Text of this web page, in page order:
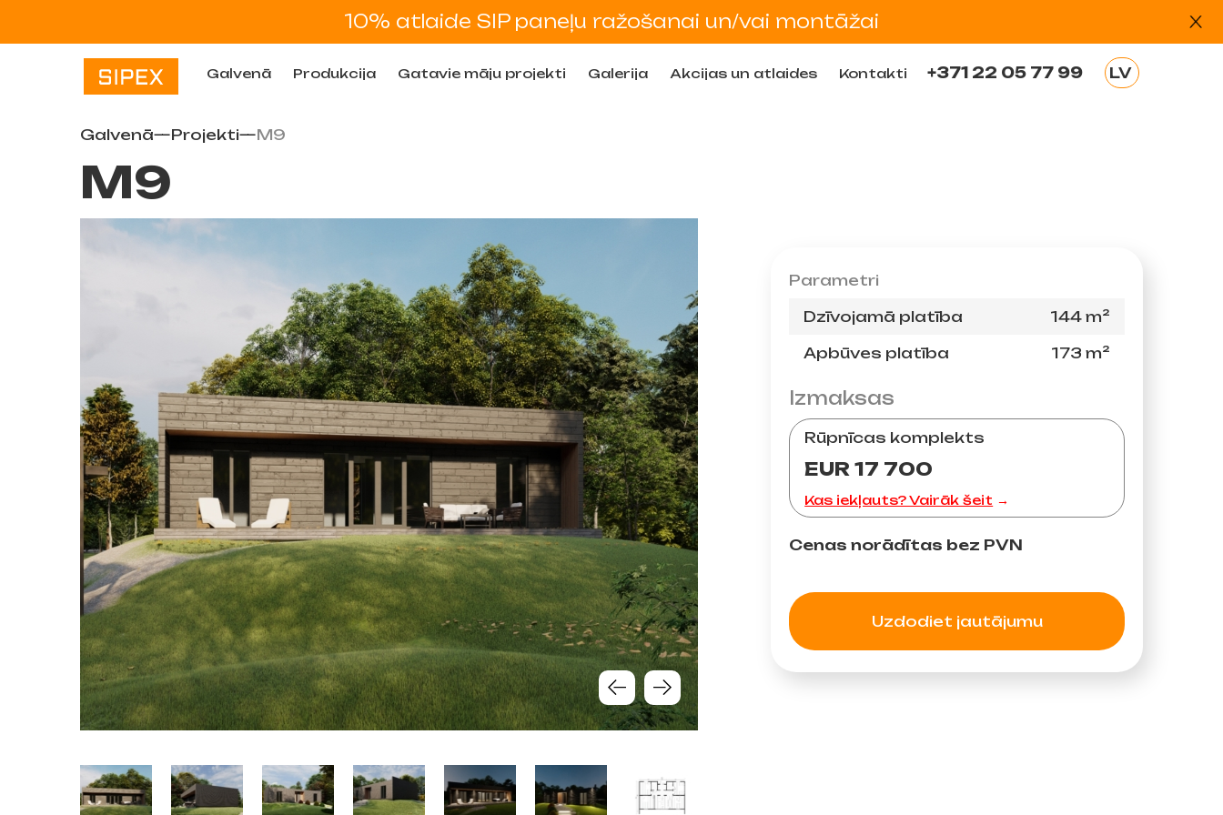
10% atlaide SIP paneļu ražošanai un/vai montāžai
Galvenā Produkсija Gatavie māju projekti Galerija Akcijas un atlaides Kontakti +371 22 05 77 99
LV
Galvenā—Projekti—M9
M9
Parametri
Dzīvojamā platība
144 m²
Apbūves platība
173 m²
Izmaksas
Rūpnīcas komplekts
EUR 17 700
Kas iekļauts? Vairāk šeit
Cenas norādītas bez PVN
Uzdodiet jautājumu